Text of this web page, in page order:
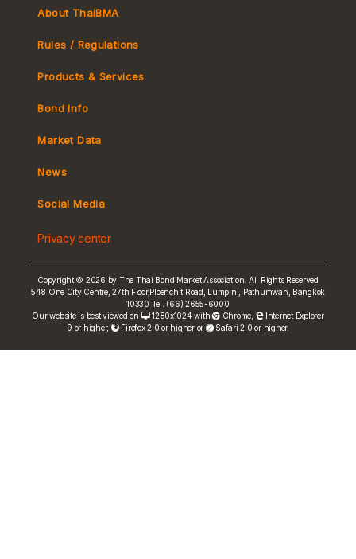
About ThaiBMA
Rules / Regulations
Tax
Products & Services
MeBond
e-bookbuilding
Bond Info
Market Data
Yield Curve
FRN Rate
Bond Price
News
Social Media
Privacy center
Copyright © 2026 by The Thai Bond Market Association. All Rights Reserved
548 One City Centre, 27th Floor,Ploenchit Road, Lumpini, Pathumwan, Bangkok
10330 Tel. (66) 2655-6000
Our website is best viewed on
1280x1024 with Chrome
Internet Explorer
9 or higher,
Firefox 2.0 or higher or Safari 2.0 or higher.